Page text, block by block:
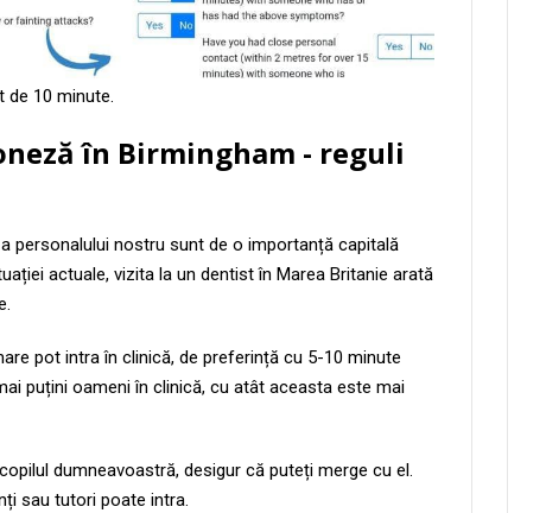
de 10 minute.
în Birmingham - reguli
personalului nostru sunt de o importanță capitală
actuale, vizita la un dentist în Marea Britanie arată
pot intra în clinică, de preferință cu 5-10 minute
puțini oameni în clinică, cu atât aceasta este mai
dumneavoastră, desigur că puteți merge cu el.
sau tutori poate intra.